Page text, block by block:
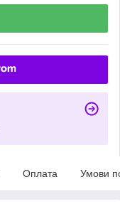
Оплата Умови